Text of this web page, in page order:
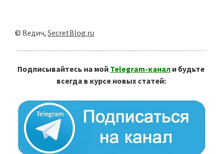
© Ведич, SecretBlog.ru
Подписывайтесь на мой Telegram-канал и будьте
всегда в курсе новых статей: